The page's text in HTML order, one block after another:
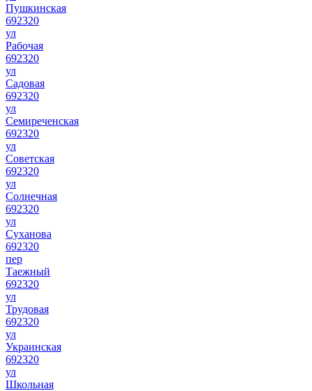
Пушкинская
692320
ул
Рабочая
692320
ул
Садовая
692320
ул
Семиреченская
692320
ул
Советская
692320
ул
Солнечная
692320
ул
Суханова
692320
пер
Таежный
692320
ул
Трудовая
692320
ул
Украинская
692320
ул
Школьная